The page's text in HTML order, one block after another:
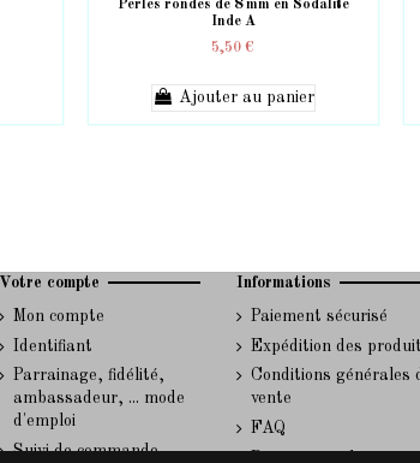
Perles rondes de 8 mm en Sodalite
Inde A
5,50 €
Ajouter au panier
Votre compte
Mon compte
Identifiant
Parrainage, fidélité,
ambassadeur, ... mode
d'emploi
Suivi de commande
Informations
Paiement sécurisé
Expédition des
Conditions générales
vente
FAQ